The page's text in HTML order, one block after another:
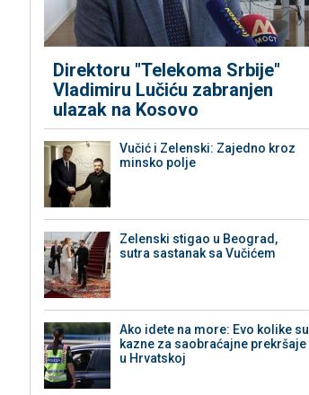
Direktoru "Telekoma Srbije"
Vladimiru Lučiću zabranjen
ulazak na Kosovo
Vučić i Zelenski: Zajedno kroz
minsko polje
Zelenski stigao u Beograd,
sutra sastanak sa Vučićem
Ako idete na more: Evo kolike su
kazne za saobraćajne prekršaje
u Hrvatskoj